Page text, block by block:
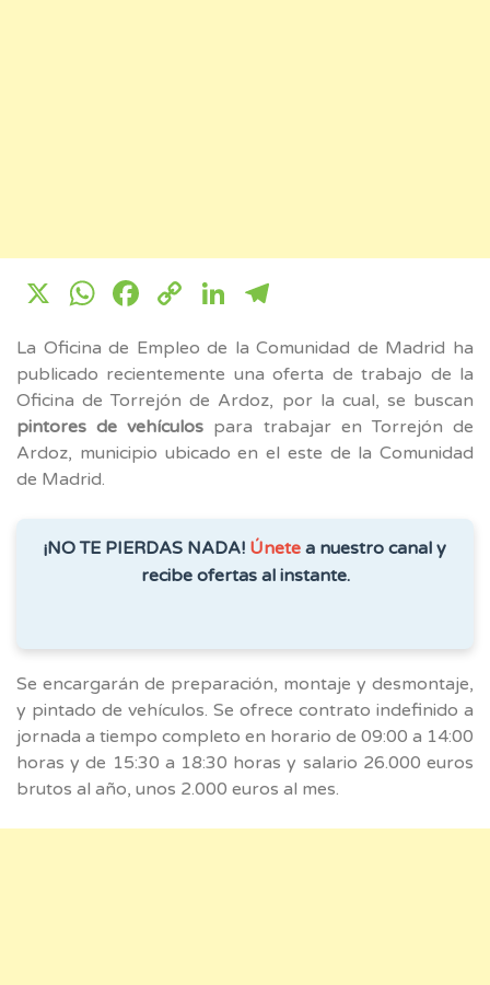
X WhatsApp
Facebook
CopyLinkedIn
La Oficina de Empleo de la Comunidad de Madrid ha
publicado recientemente una oferta de trabajo de la
Oficina de Torrejón de Ardoz, por la cual, se buscan
pintores de vehículos para trabajar en Torrejón de
Ardoz, municipio ubicado en el este de la Comunidad
de Madrid.
¡NO TE PIERDAS NADA! Únete a nuestro canal y
recibe ofertas al instante.
Se encargarán de preparación, montaje y desmontaje,
y pintado de vehículos. Se ofrece contrato indefinido a
jornada a tiempo completo en horario de 09:00 a 14:00
horas y de 15:30 a 18:30 horas y salario 26.000 euros
brutos al año, unos 2.000 euros al mes.